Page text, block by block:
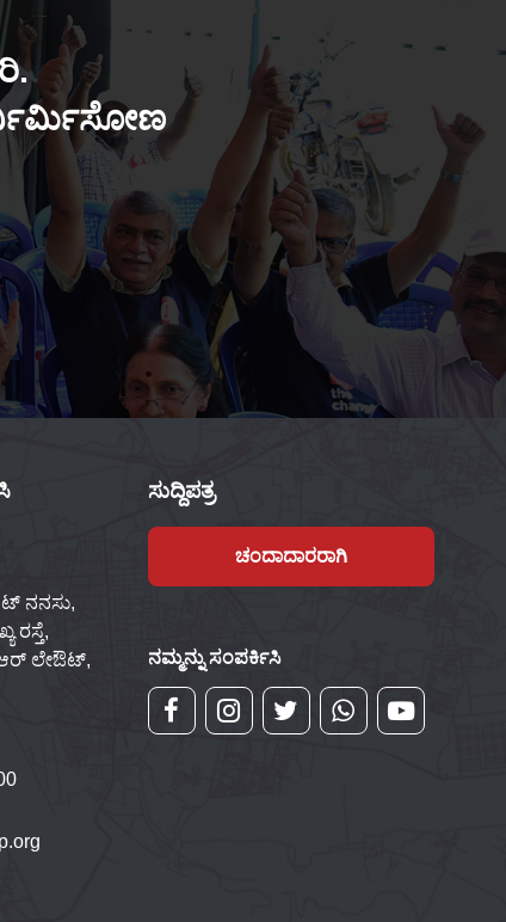
ನನಸು,
ರಸ್ತೆ,
ಲೇಔಟ್,
ಸುದ್ದಿಪತ್ರ
ಚಂದಾದಾರರಾಗಿ
ನಮ್ಮನ್ನು ಸಂಪರ್ಕಿಸಿ